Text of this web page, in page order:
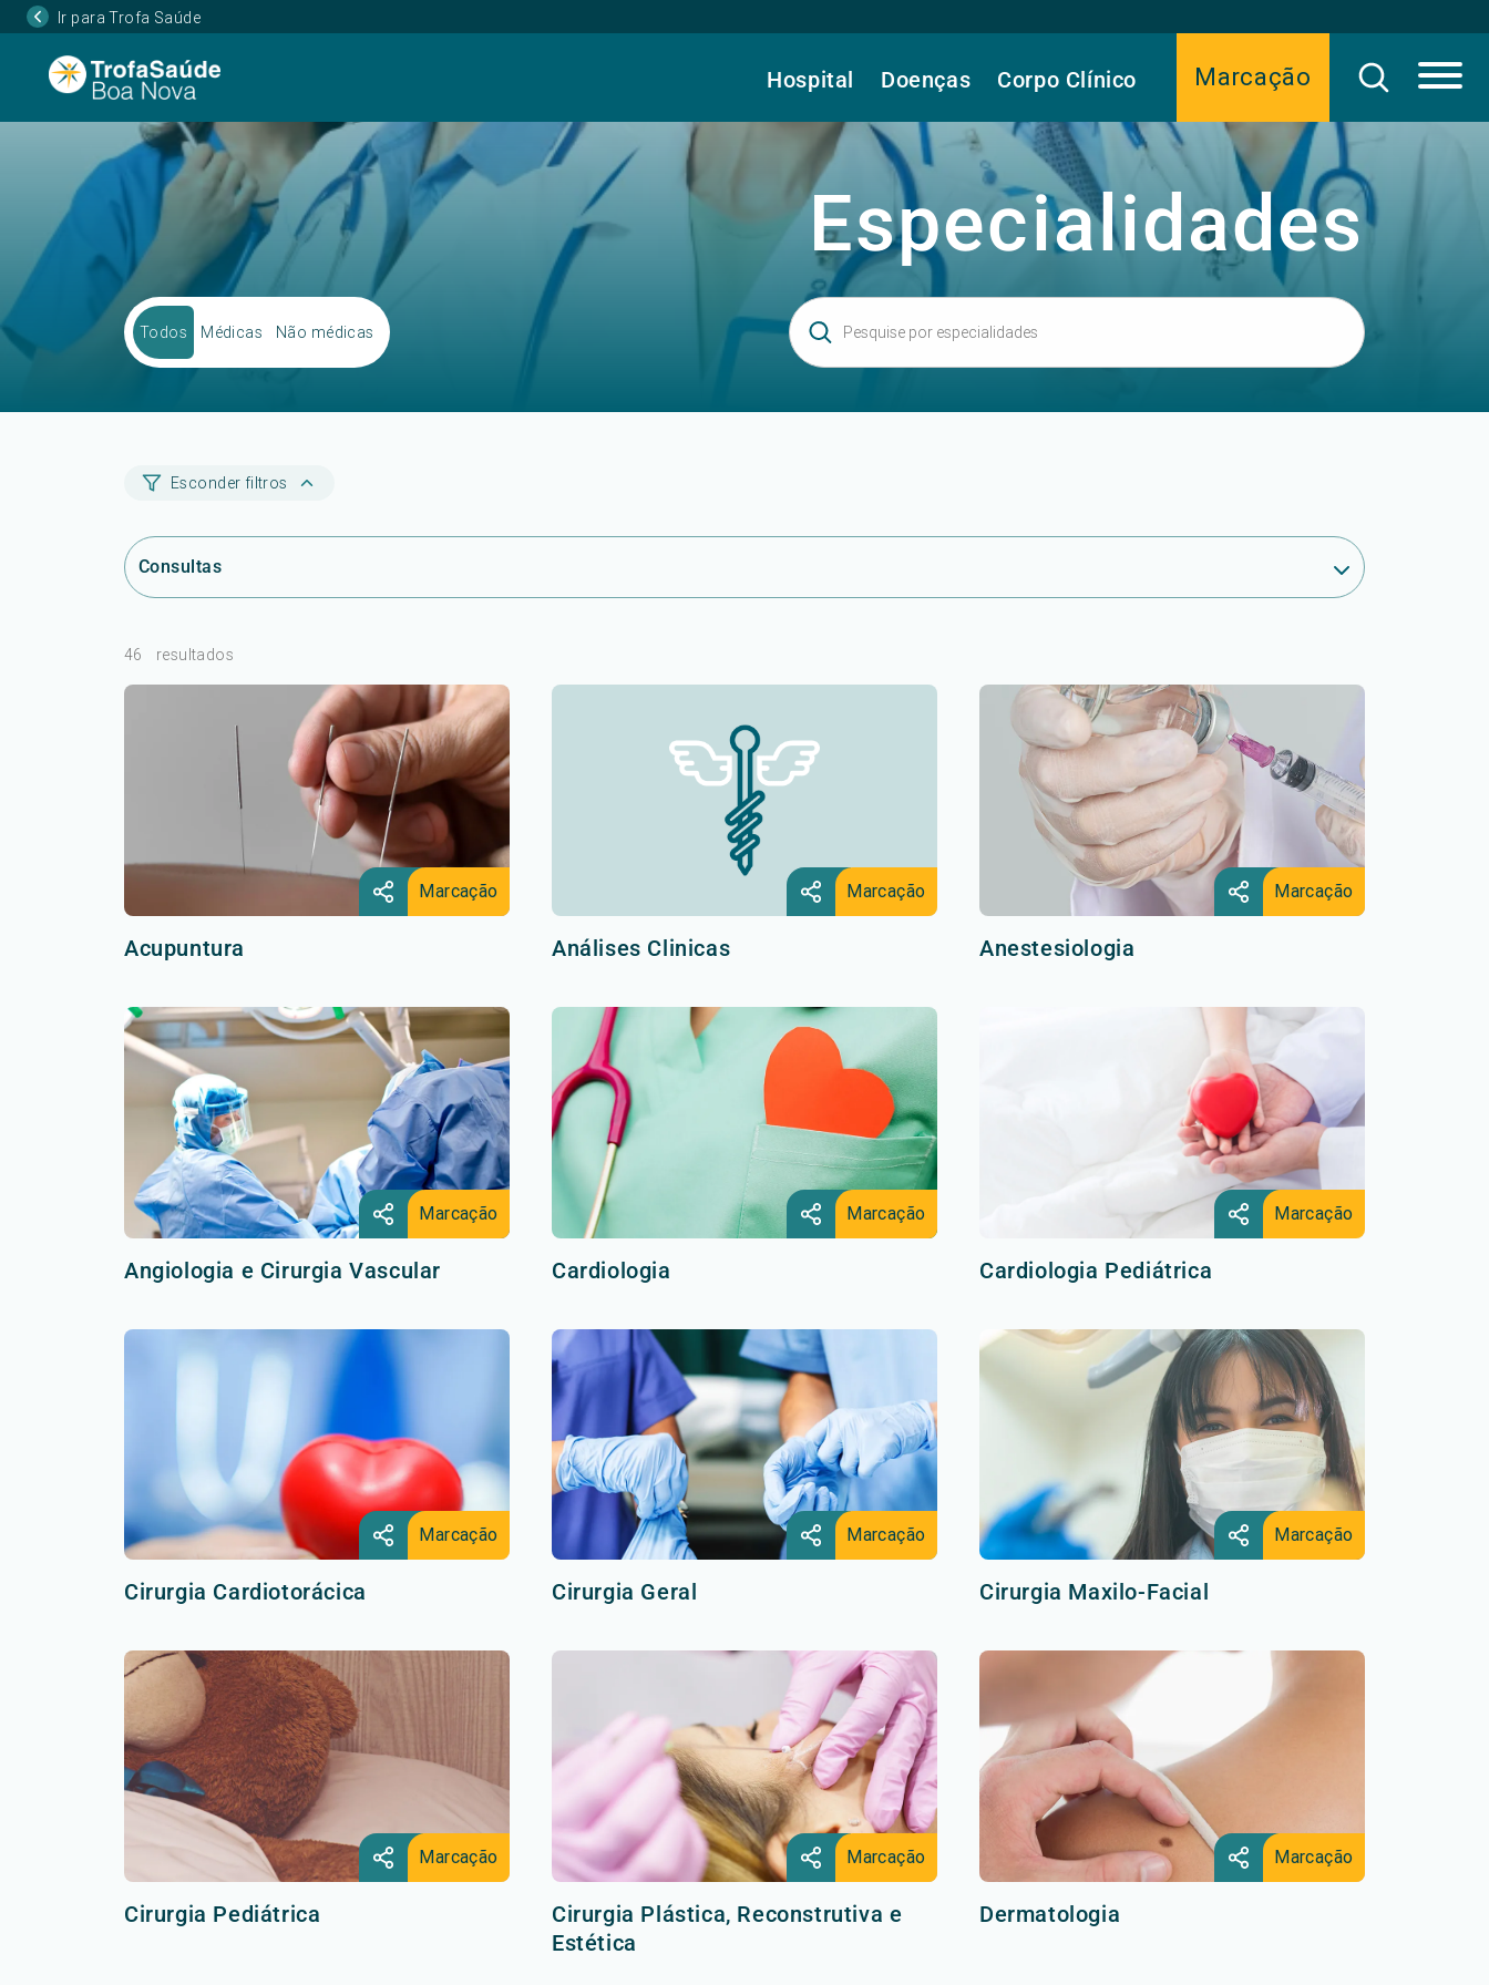
Ir para Trofa Saúde
Marcação
Hospital Doenças Corpo Clínico
Especialidades
Todos Médicas Não médicas
Esconder filtros
Consultas
46 resultados
Marcação
Acupuntura
Marcação
Análises Clinicas
Marcação
Anestesiologia
Marcação
Angiologia e Cirurgia Vascular
Marcação
Cardiologia
Marcação
Cardiologia Pediátrica
Marcação
Cirurgia Cardiotorácica
Marcação
Cirurgia Geral
Marcação
Cirurgia Maxilo-Facial
Marcação
Cirurgia Pediátrica
Marcação
Cirurgia Plástica, Reconstrutiva e
Estética
Marcação
Dermatologia